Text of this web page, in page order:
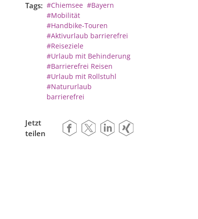
Tags: #Chiemsee #Bayern
#Mobilität
#Handbike-Touren
#Aktivurlaub barrierefrei
#Reiseziele
#Urlaub mit Behinderung
#Barrierefrei Reisen
#Urlaub mit Rollstuhl
#Natururlaub
barrierefrei
Jetzt
teilen